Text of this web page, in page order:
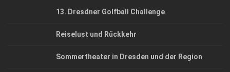
13. Dresdner Golfball Challenge
Reiselust und Rückkehr
Sommertheater in Dresden und der Region